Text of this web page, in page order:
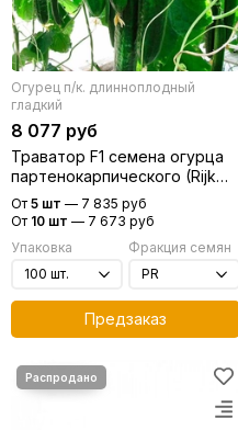
Огурец п/к. длинноплодный
гладкий
8 077 руб
Траватор F1 семена огурца
партенокарпического (Rijk
Zwaan / Райк Цваан)
От 5 шт — 7 835 руб
От 10 шт — 7 673 руб
Упаковка
Фракция семян
Предзаказ